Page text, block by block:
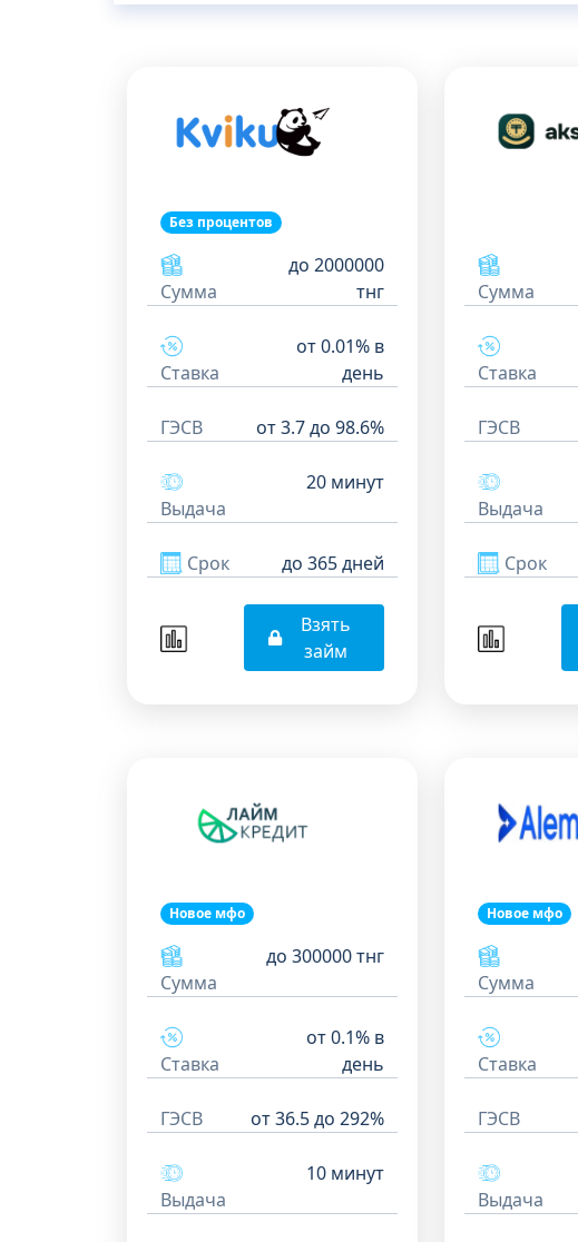
Без процентов
Сумма
до 2000000
тнг
Ставка
от 0.01% в
день
ГЭСВ от 3.7 до 98.6%
Выдача
20 минут
Срок до 365 дней
Взять
займ
Сумма
Ставка
ГЭСВ
Выдача
Срок
Новое мфо
Сумма
до 300000 тнг
Ставка
от 0.1% в
день
ГЭСВ от 36.5 до 292%
Выдача
10 минут
Новое мфо
Сумма
Ставка
ГЭСВ
Выдача